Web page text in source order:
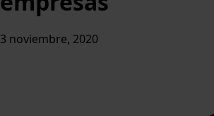
3 noviembre, 2020